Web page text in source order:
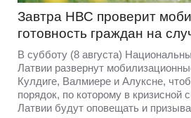
Завтра НВС проверит
готовность граждан на
В субботу (8 августа)
Латвии развернут
Кулдиге, Валмиере и Алуксне,
порядок, по которому в кризисной
Латвии будут оповещать и